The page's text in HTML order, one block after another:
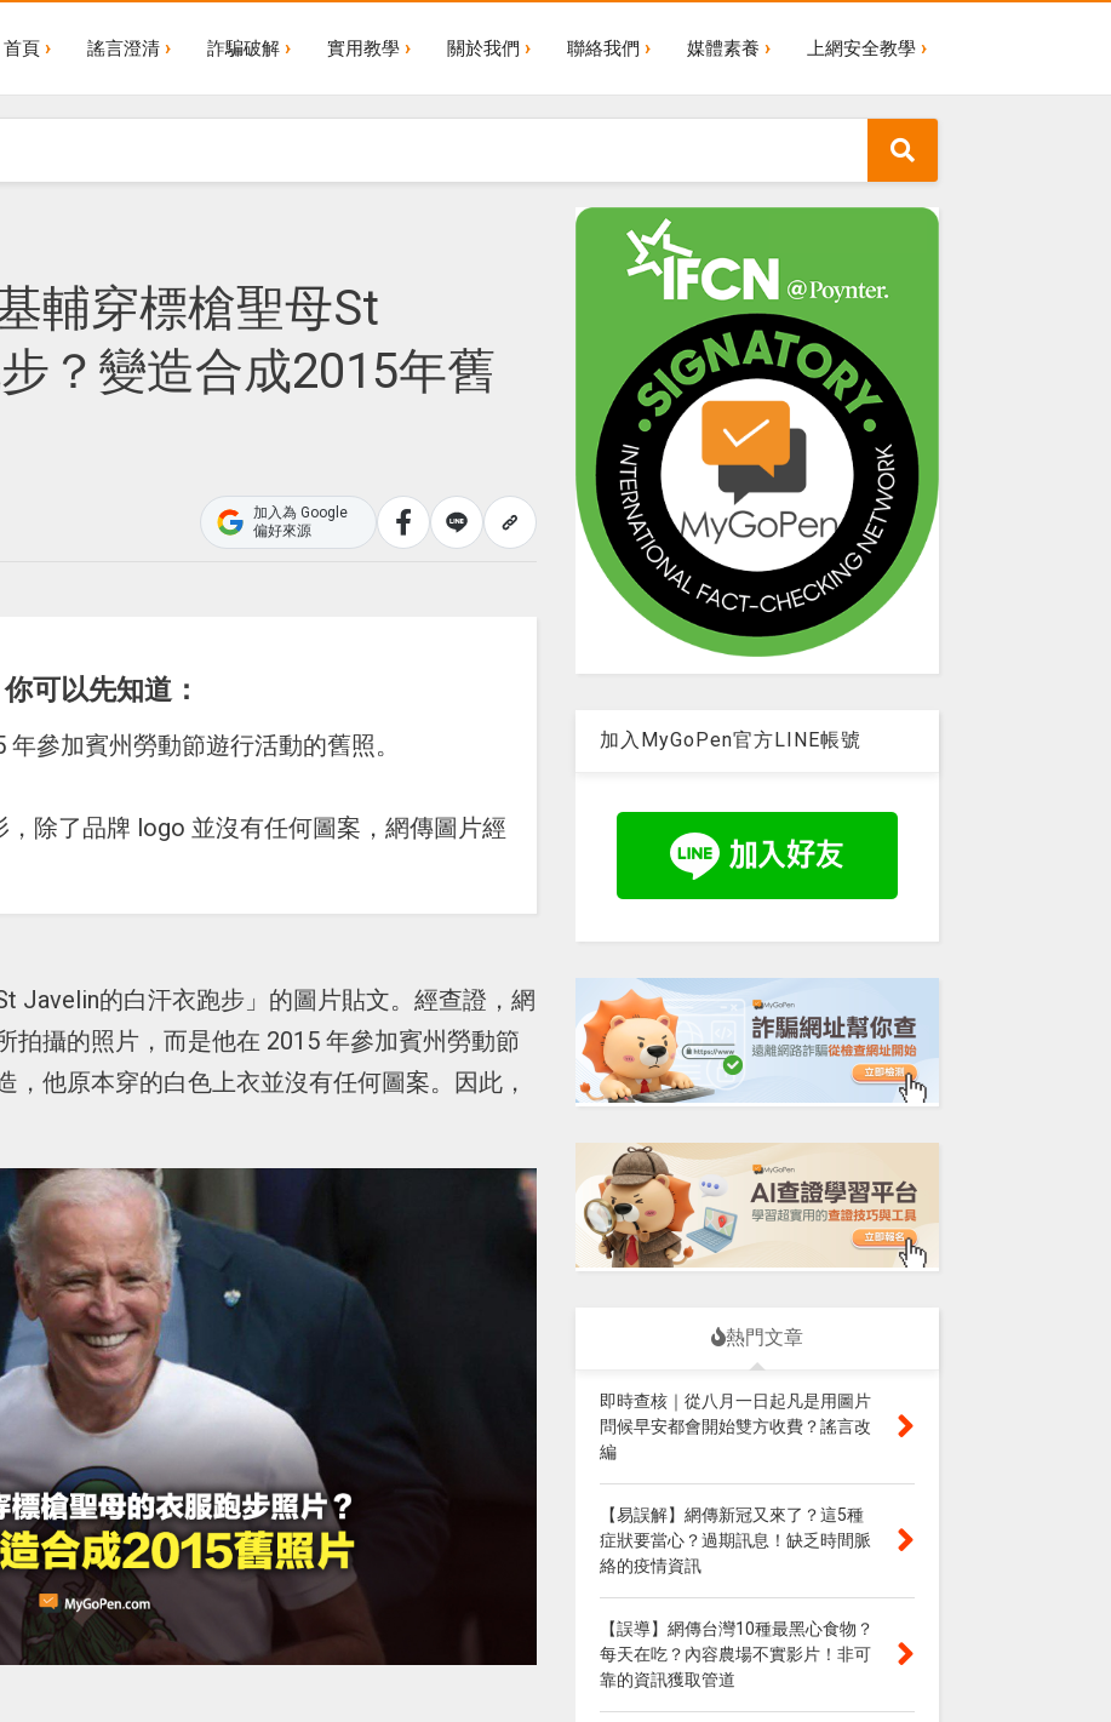
首頁 謠言澄清 詐騙破解 實用教學 關於我們 聯絡我們 媒體素養 上網安全教學
輔穿標槍聖母St
？變造合成2015年舊
加入為 Google
偏好來源
你可以先知道：
年參加賓州勞動節遊行活動的舊照。
，除了品牌 logo 並沒有任何圖案，網傳圖片經
Javelin的白汗衣跑步」的圖片貼文。經查證，網
拍攝的照片，而是他在 2015 年參加賓州勞動節
，他原本穿的白色上衣並沒有任何圖案。因此，
加入MyGoPen官方LINE帳號
熱門文章
即時查核｜從八月一日起凡是用圖片
問候早安都會開始雙方收費？謠言改
編
【易誤解】網傳新冠又來了？這5種
症狀要當心？過期訊息！缺乏時間脈
絡的疫情資訊
【誤導】網傳台灣10種最黑心食物？
每天在吃？內容農場不實影片！非可
靠的資訊獲取管道